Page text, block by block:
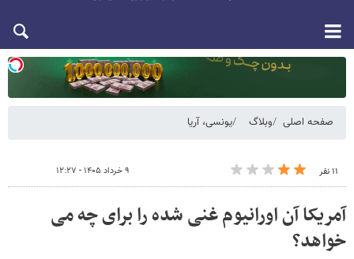
صفحه اصلی وبلاگ یونسی، آریا
۱۱ نفر ۹ خرداد ۱۴۰۵ - ۱۲:۲۷
آمریکا آن اورانیوم غنی شده را برای چه می
خواهد؟